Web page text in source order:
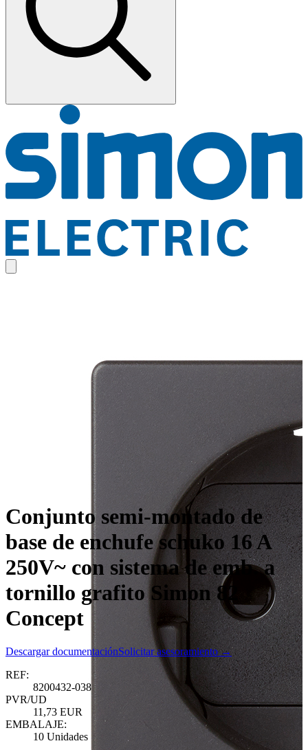
Conjunto semi-montado de
base de enchufe schuko 16 A
250V~ con sistema de emb. a
tornillo grafito Simon 82
Concept
Descargar documentaciónSolicitar asesoramiento →
REF:
8200432-038
PVR/UD
11,73 EUR
EMBALAJE:
10 Unidades